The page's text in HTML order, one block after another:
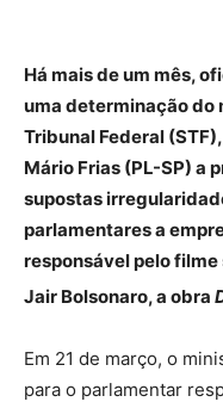
Há mais de um mês,
uma determinação do
Tribunal Federal
Mário Frias (PL-SP) a
supostas
parlamentares a
responsável pelo
Jair Bolsonaro, a obra
Em 21 de março, o
para o parlamentar